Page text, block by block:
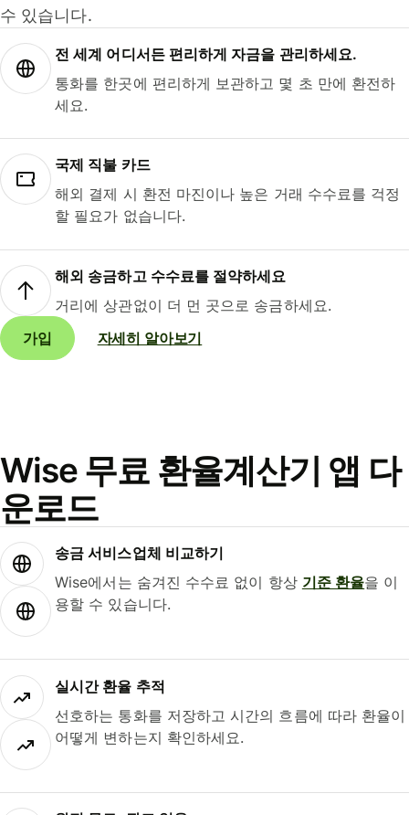
수 있습니다.
전 세계 어디서든 편리하게 자금을 관리하세요.
통화를 한곳에 편리하게 보관하고 몇 초 만에 환전하
세요.
국제 직불 카드
해외 결제 시 환전 마진이나 높은 거래 수수료를 걱정
할 필요가 없습니다.
해외 송금하고 수수료를 절약하세요
거리에 상관없이 더 먼 곳으로 송금하세요.
가입
자세히 알아보기
Wise 무료 환율계산기 앱 다
운로드
송금 서비스업체 비교하기
Wise에서는 숨겨진 수수료 없이 항상 기준 환율을 이
용할 수 있습니다.
실시간 환율 추적
선호하는 통화를 저장하고 시간의 흐름에 따라 환율이
어떻게 변하는지 확인하세요.